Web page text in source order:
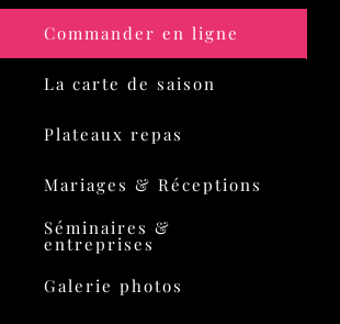
Commander en ligne
La carte de saison
Plateaux repas
Mariages & Réceptions
Séminaires &
entreprises
Galerie photos